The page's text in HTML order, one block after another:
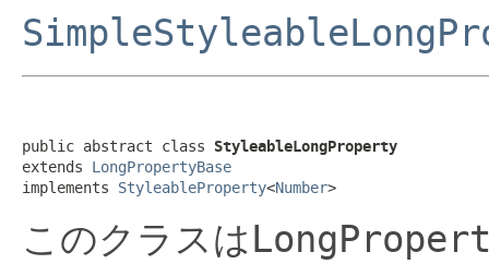
public abstract class StyleableLongProperty
extends LongPropertyBase
implements StyleableProperty<Number>
このクラスは